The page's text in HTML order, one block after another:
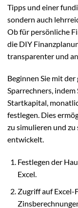
Tipps und einer
sondern auch
Ob für persönliche
die DIY
transparenter und
Beginnen Sie mit
Sparrechners,
Startkapital,
festlegen. Dies
zu simulieren und zu
entwickelt.
Festlegen der
Excel.
Zugriff auf